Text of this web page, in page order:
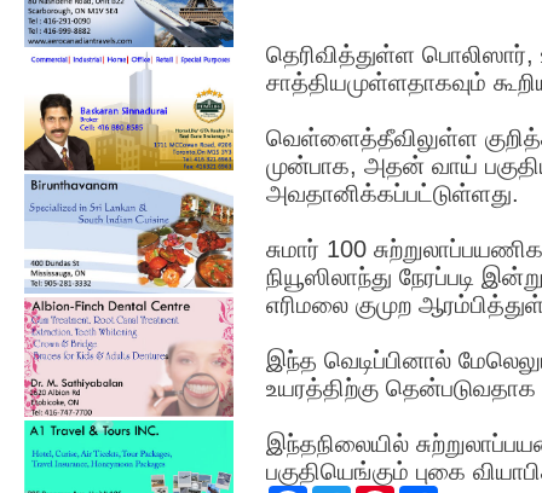
தெரிவித்துள்ள பொலிஸார்,
சாத்தியமுள்ளதாகவும்
வெள்ளைத்தீவிலுள்ள
முன்பாக, அதன் வாய்
அவதானிக்கப்பட்டுள்ளது.
சுமார் 100
நியூஸிலாந்து நேரப்படி
எரிமலை குமுற
இந்த வெடிப்பினால்
உயரத்திற்கு தென்படுவதாக
இந்தநிலையில்
பகுதியெங்கும் புகை